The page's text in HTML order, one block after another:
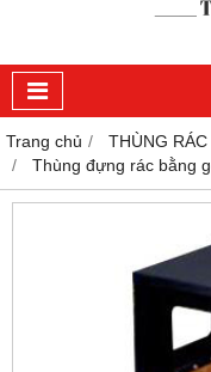
Trang chủ
THÙNG RÁC
Thùng đựng rác bằng